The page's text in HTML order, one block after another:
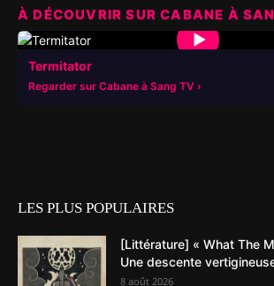
À DÉCOUVRIR SUR CABANE À
▶
Termitator
Regarder sur Cabane à Sang TV
LES PLUS POPULAIRES
[Littérature] « What The
Une descente
8 août 2026